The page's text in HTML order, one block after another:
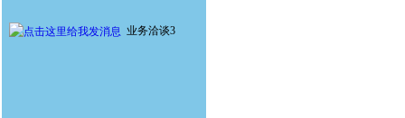
业务洽谈3